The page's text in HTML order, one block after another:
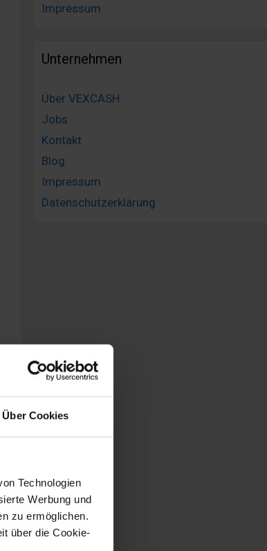
Über Cookies
Technologien
Werbung und
zu ermöglichen.
über die Cookie-
Impressum
Unternehmen
Über VEXCASH
Jobs
Kontakt
Blog
Impressum
Datenschutzerklärung